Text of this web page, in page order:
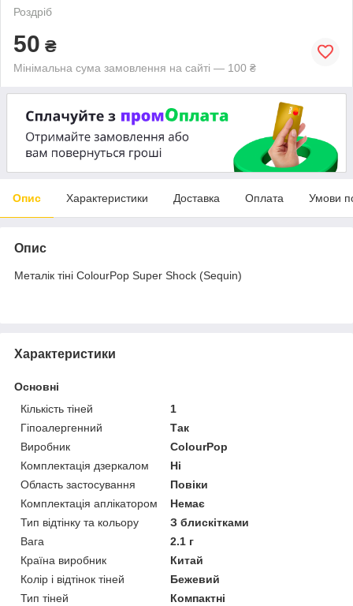
Роздріб
50 ₴
Мінімальна сума замовлення на сайті — 100 ₴
Опис Характеристики Доставка Оплата Умови
Опис
Металік тіні ColourPop Super Shock (Sequin)
Характеристики
Основні
Кількість тіней
1
Гіпоалергенний
Так
Виробник
ColourPop
Комплектація дзеркалом
Ні
Область застосування
Повіки
Комплектація аплікатором
Немає
Тип відтінку та кольору
З блискітками
Вага
2.1 г
Країна виробник
Китай
Колір і відтінок тіней
Бежевий
Тип тіней
Компактні